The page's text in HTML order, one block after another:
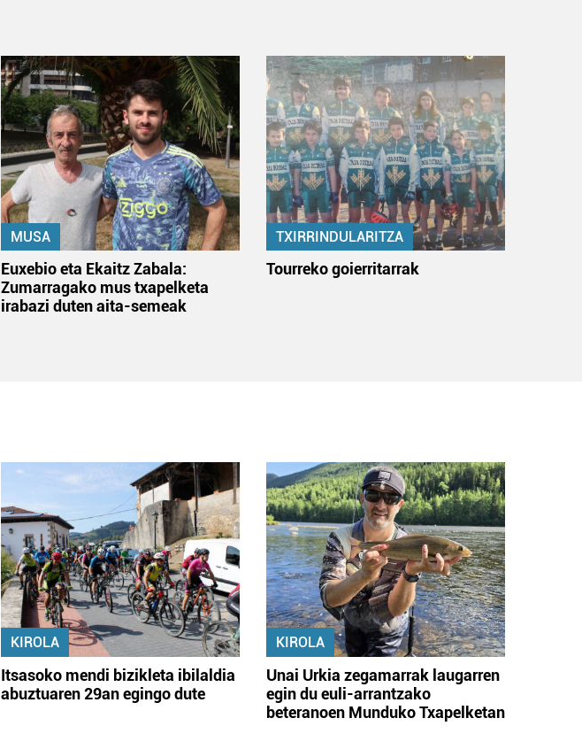
MUSA
Euxebio eta Ekaitz Zabala:
Zumarragako mus txapelketa
irabazi duten aita-semeak
TXIRRINDULARITZA
Tourreko goierritarrak
KIROLA
Itsasoko mendi bizikleta ibilaldia
abuztuaren 29an egingo dute
KIROLA
Unai Urkia zegamarrak laugarren
egin du euli-arrantzako
beteranoen Munduko Txapelketan